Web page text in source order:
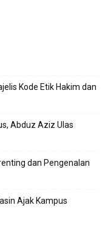
Kode Etik Hakim dan
Abduz Aziz Ulas
dan Pengenalan
Ajak Kampus